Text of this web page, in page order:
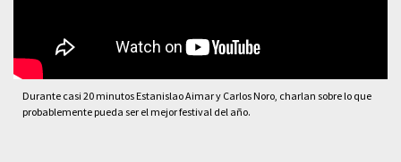
Durante casi 20 minutos Estanislao Aimar y Carlos Noro, charlan sobre lo que
probablemente pueda ser el mejor festival del año.